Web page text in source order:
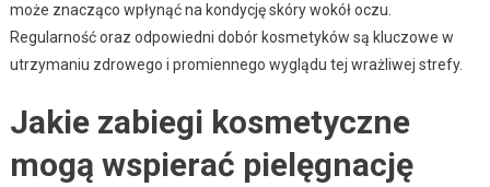
może znacząco wpłynąć na kondycję skóry wokół oczu.
Regularność oraz odpowiedni dobór kosmetyków są kluczowe w
utrzymaniu zdrowego i promiennego wyglądu tej wrażliwej strefy.
Jakie zabiegi kosmetyczne
mogą wspierać pielęgnację